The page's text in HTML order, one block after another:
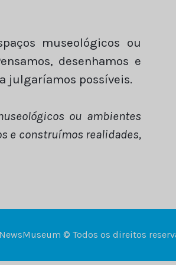
museológicos ou
desenhamos e
julgaríamos possíveis.
ou ambientes
e construímos realidades,
© Todos os direitos